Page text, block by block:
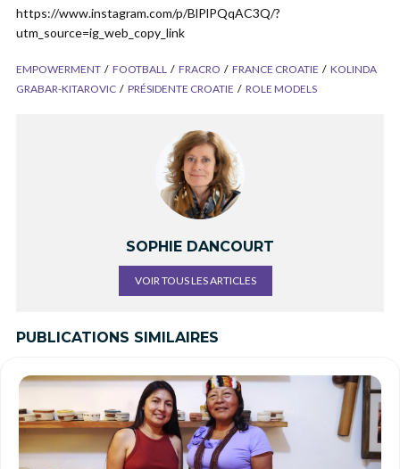
https://www.instagram.com/p/BlPlPQqAC3Q/?
utm_source=ig_web_copy_link
EMPOWERMENT FOOTBALL FRACRO FRANCE CROATIE
KOLINDA
GRABAR-KITAROVIC
PRÉSIDENTE CROATIE ROLE MODELS
SOPHIE DANCOURT
VOIR TOUS LES ARTICLES
PUBLICATIONS SIMILAIRES